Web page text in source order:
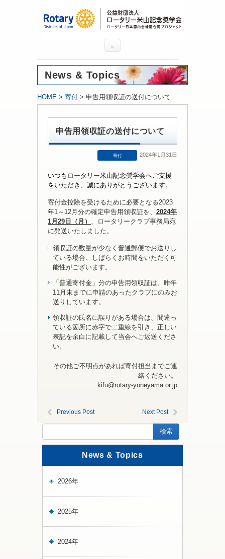
≡
News & Topics
HOME > 寄付 > 申告用領収証の送付について
申告用領収証の送付について
寄付 2024年1月31日
いつもロータリー米山記念奨学会へご支援
をいただき、誠にありがとうございます。
寄付金控除を受けるために必要となる2023
年1～12月分の確定申告用領収証を、 2024年
1月29日（月）
、ロータリークラブ事務局宛
に発送いたしました。
領収証の数量が少なく普通郵便でお送りし
ている場合、しばらくお時間をいただく可
能性がございます。
「普通寄付金」分の申告用領収証は、昨年
11月末までに申請のあったクラブにのみお
送りしています。
領収証の氏名に誤りがある場合は、間違っ
ている箇所に赤字で二重線を引き、正しい
表記を余白に記載して当会へご返送くださ
い。
その他ご不明点があれば寄付担当までご連
絡ください。
kifu@rotary-yoneyama.or.jp
Previous Post Next Post
News & Topics
2026年
2025年
2024年